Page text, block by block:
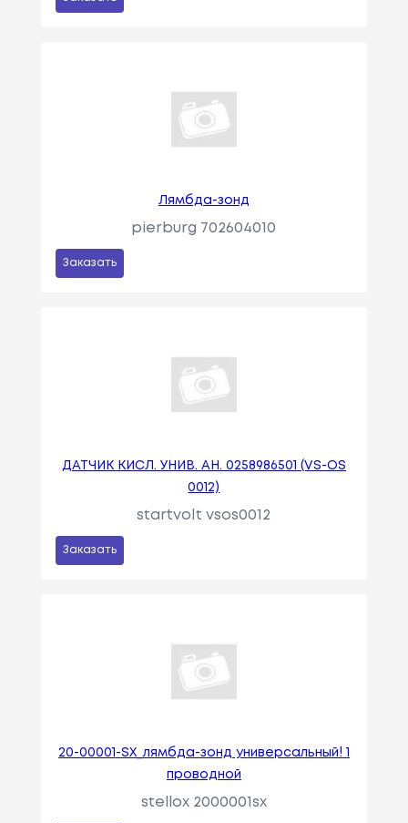
Лямбда-зонд
pierburg 702604010
Заказать
ДАТЧИК КИСЛ. УНИВ. АН. 0258986501 (VS-OS
0012)
startvolt vsos0012
Заказать
20-00001-SX_лямбда-зонд универсальный! 1
проводной
stellox 2000001sx